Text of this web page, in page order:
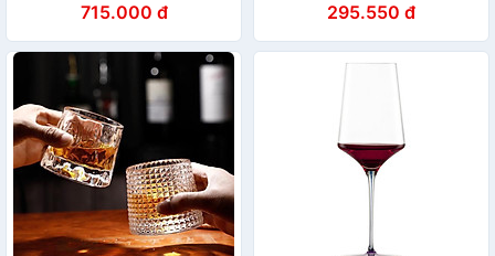
Timeless Wine Glass 550 ml
715.000 đ 295.550 đ